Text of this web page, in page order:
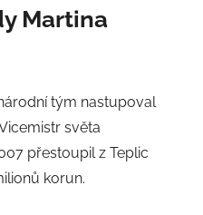
Martina
tým nastupoval
světa
přestoupil z Teplic
korun.